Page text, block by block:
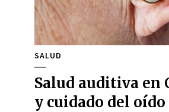
SALUD
Salud auditiva en
y cuidado del oído